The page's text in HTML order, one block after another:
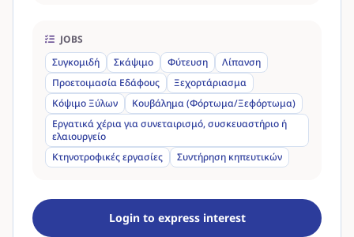
JOBS
Συγκομιδή
Σκάψιμο Φύτευση
Λίπανση
Προετοιμασία Εδάφους
Ξεχορτάριασμα
Κόψιμο Ξύλων
Κουβάλημα (Φόρτωμα/Ξεφόρτωμα)
Εργατικά χέρια για συνεταιρισμό, συσκευαστήριο ή
ελαιουργείο
Κτηνοτροφικές εργασίες
Συντήρηση κηπευτικών
Login to express interest